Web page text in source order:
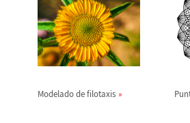
Modelado de filotaxis